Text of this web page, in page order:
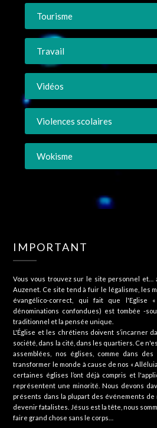
Tourisme
Travail
Vidéos
Violences scolaires
Wokisme
IMPORTANT
Vous vous trouvez sur le site personnel et…
Auzenet. Ce site tend à fuir le légalisme, les
évangélico-correct, qui fait que l'Eglise
dénominations confondues) est tombée -
traditionnel et la pensée unique.
L'Église et les chrétiens doivent s’incarner
société, dans la cité, dans les quartiers. Ce
assemblées, nos églises, comme dans
transformer le monde à cause de nos «
certaines églises l’ont déjà compris et
représentent une minorité. Nous devons
présents dans la plupart des événements de
devenir fatalistes. Jésus est la tête, nous
faire grand chose sans le corps…